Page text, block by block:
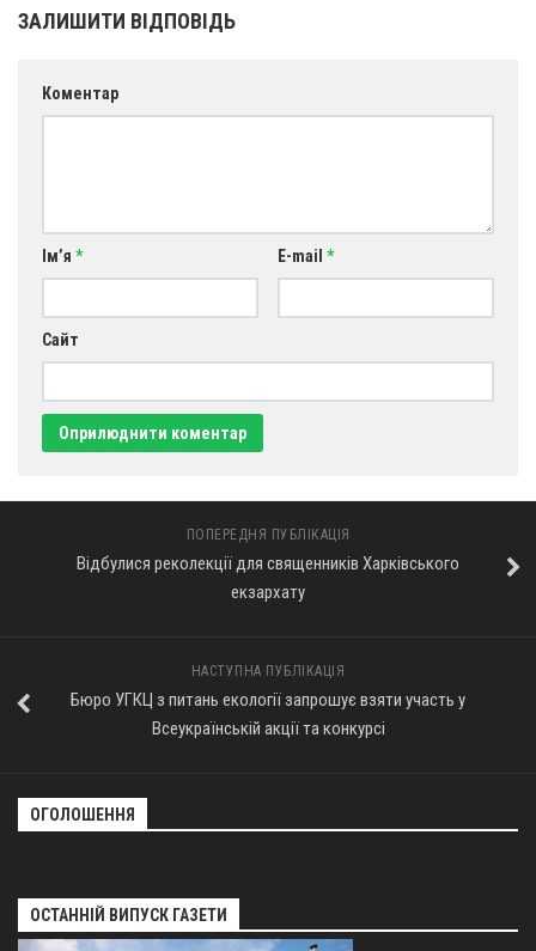
ЗАЛИШИТИ ВІДПОВІДЬ
Коментар
Ім’я * E-mail *
Сайт
ПОПЕРЕДНЯ ПУБЛІКАЦІЯ
Відбулися реколекції для священників Харківського
екзархату
НАСТУПНА ПУБЛІКАЦІЯ
Бюро УГКЦ з питань екології запрошує взяти участь у
Всеукраїнській акції та конкурсі
ОГОЛОШЕННЯ
ОСТАННІЙ ВИПУСК ГАЗЕТИ